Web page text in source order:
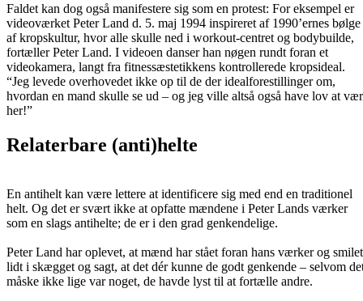
Faldet kan dog også manifestere sig som en protest: For eksempel er
videoværket Peter Land d. 5. maj 1994 inspireret af 1990’ernes bølge
af kropskultur, hvor alle skulle ned i workout-centret og bodybuilde,
fortæller Peter Land. I videoen danser han nøgen rundt foran et
videokamera, langt fra fitnessæstetikkens kontrollerede kropsideal.
“Jeg levede overhovedet ikke op til de der idealforestillinger om,
hvordan en mand skulle se ud – og jeg ville altså også have lov at
her!”
Relaterbare (anti)helte
En antihelt kan være lettere at identificere sig med end en traditionel
helt. Og det er svært ikke at opfatte mændene i Peter Lands værker
som en slags antihelte; de er i den grad genkendelige.
Peter Land har oplevet, at mænd har stået foran hans værker og smilet
lidt i skægget og sagt, at det dér kunne de godt genkende – selvom
måske ikke lige var noget, de havde lyst til at fortælle andre.